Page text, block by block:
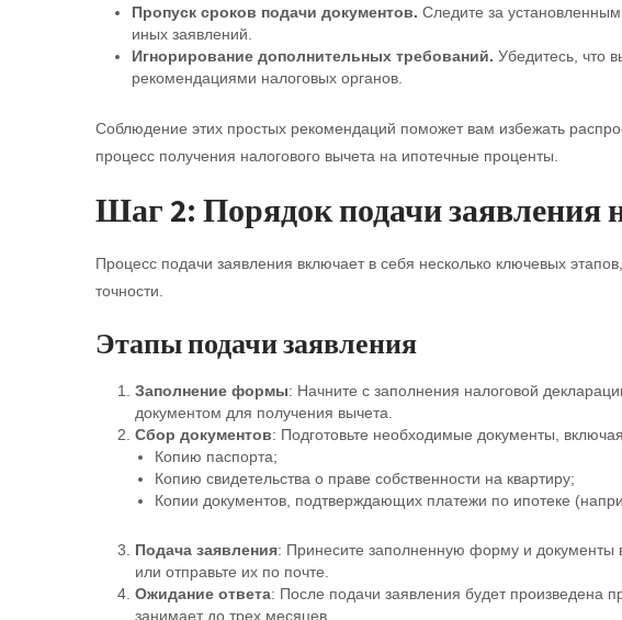
Пропуск сроков подачи документов. Следите за
иных заявлений.
Игнорирование дополнительных требований. Убедитесь, что
рекомендациями налоговых органов.
Соблюдение этих простых рекомендаций поможет вам избежать
процесс получения налогового вычета на ипотечные проценты.
Шаг 2: Порядок подачи заявления
Процесс подачи заявления включает в себя несколько ключевых
точности.
Этапы подачи заявления
Заполнение формы: Начните с заполнения налоговой
документом для получения вычета.
Сбор документов: Подготовьте необходимые документы,
Копию паспорта;
Копию свидетельства о праве собственности на квартиру;
Копии документов, подтверждающих платежи по ипотеке
Подача заявления: Принесите заполненную форму и документы
или отправьте их по почте.
Ожидание ответа: После подачи заявления будет произведена
занимает до трех месяцев.